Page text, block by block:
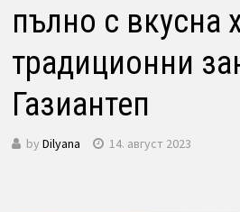
пълно с вкусна
традиционни
Газиантеп
by Dilyana 14. август 2023